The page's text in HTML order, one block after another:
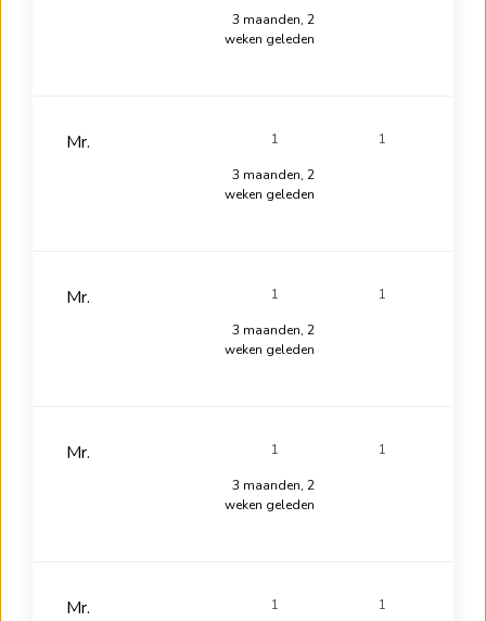
3 maanden, 2
weken geleden
Mr. 1 1
3 maanden, 2
weken geleden
Mr. 1 1
3 maanden, 2
weken geleden
Mr. 1 1
3 maanden, 2
weken geleden
Mr. 1 1